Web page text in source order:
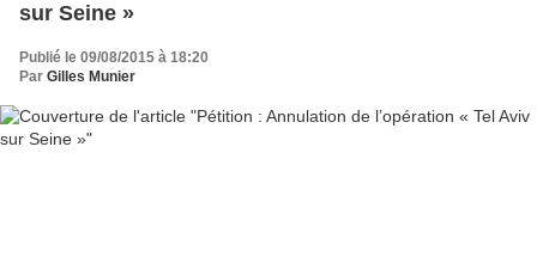
sur Seine »
Publié le 09/08/2015 à 18:20
Par Gilles Munier